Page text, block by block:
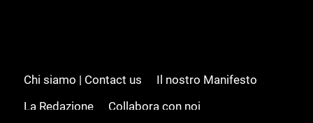
Chi siamo | Contact us
Il nostro Manifesto
La Redazione
Collabora con noi